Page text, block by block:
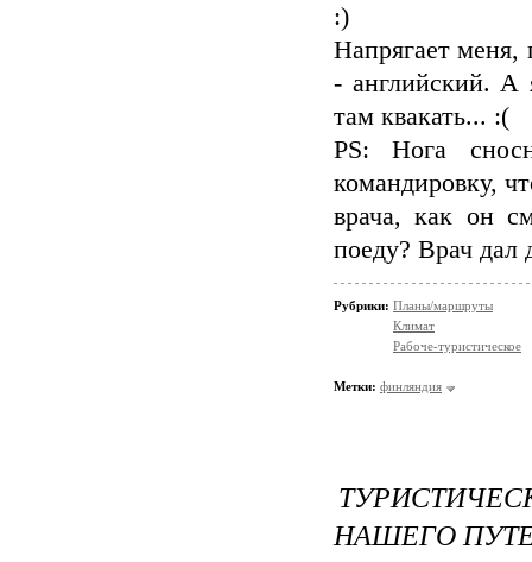
:)
Напрягает меня,
- английский. А
там квакать... :(
PS: Нога
командировку,
врача, как он
поеду? Врач дал
Рубрики: Планы/маршруты
Климат
Рабоче-туристическое
Метки: финляндия
НАШЕГО